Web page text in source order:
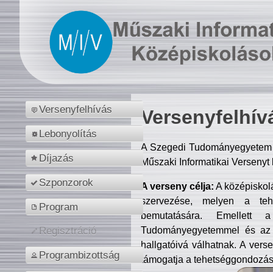
Versenyfelhívás
Lebonyolítás
Díjazás
Szponzorok
Program
Regisztráció
Programbizottság
A Szegedi
Műszaki Informatikai
A verseny célja: A
szervezése, melyen a
bemutatására. Emellett
Tudományegyetemmel és
hallgatóivá válhatnak. A
támogatja a